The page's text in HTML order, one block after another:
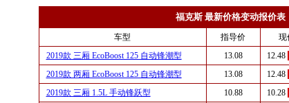
福克斯 最新价格变动报价表
车型 指导价 现
2019款 三厢 EcoBoost 125 自动锋潮型
13.08 12.48
2019款 两厢 EcoBoost 125 自动锋潮型
13.08 12.48
2019款 三厢 1.5L 手动锋跃型
10.88 10.28